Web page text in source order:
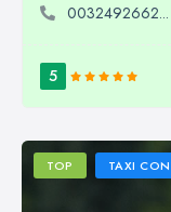
5
TOP TAXI